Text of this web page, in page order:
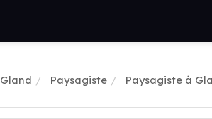
Gland Paysagiste Paysagiste à